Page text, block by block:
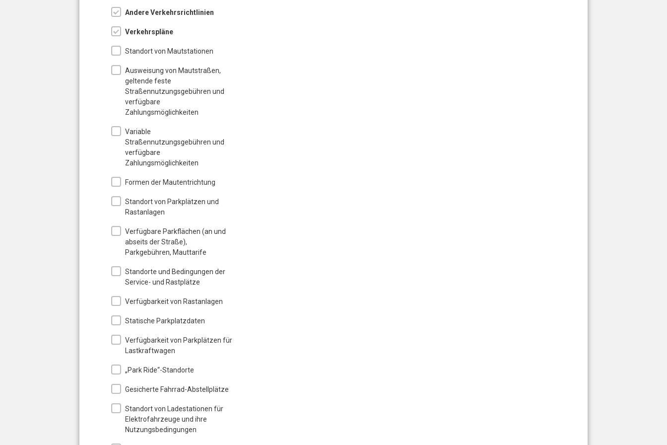
Andere Verkehrsrichtlinien
Verkehrspläne
Standort von Mautstationen
Ausweisung von Mautstraßen,
geltende feste
Straßennutzungsgebühren und
verfügbare
Zahlungsmöglichkeiten
Variable
Straßennutzungsgebühren und
verfügbare
Zahlungsmöglichkeiten
Formen der Mautentrichtung
Standort von Parkplätzen und
Rastanlagen
Verfügbare Parkflächen (an und
abseits der Straße),
Parkgebühren, Mauttarife
Standorte und Bedingungen der
Service- und Rastplätze
Verfügbarkeit von Rastanlagen
Statische Parkplatzdaten
Verfügbarkeit von Parkplätzen für
Lastkraftwagen
„Park Ride“-Standorte
Gesicherte Fahrrad-Abstellplätze
Standort von Ladestationen für
Elektrofahrzeuge und ihre
Nutzungsbedingungen